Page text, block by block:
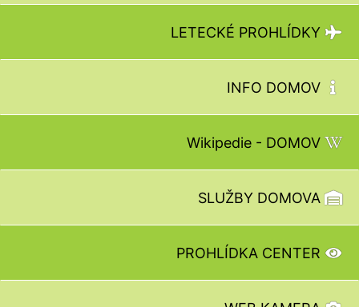
LETECKÉ PROHLÍDKY
INFO DOMOV
Wikipedie - DOMOV
SLUŽBY DOMOVA
PROHLÍDKA CENTER